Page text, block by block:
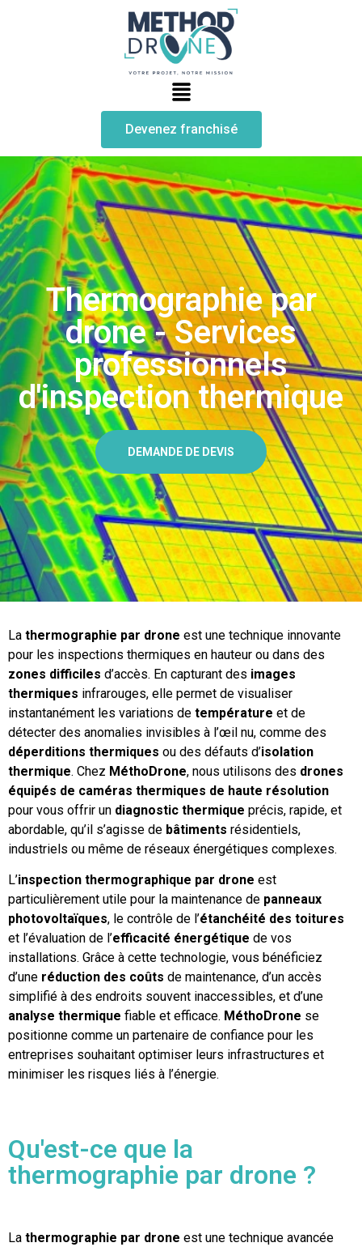
Devenez franchisé
Thermographie par
drone - Services
professionnels
d'inspection thermique
DEMANDE DE DEVIS
La thermographie par drone est une technique innovante
pour les inspections thermiques en hauteur ou dans des
zones difficiles d’accès. En capturant des images
thermiques infrarouges, elle permet de visualiser
instantanément les variations de température et de
détecter des anomalies invisibles à l’œil nu, comme des
déperditions thermiques ou des défauts d’isolation
thermique. Chez MéthoDrone, nous utilisons des drones
équipés de caméras thermiques de haute résolution
pour vous offrir un diagnostic thermique précis, rapide, et
abordable, qu’il s’agisse de bâtiments résidentiels,
industriels ou même de réseaux énergétiques complexes.
L’inspection thermographique par drone est
particulièrement utile pour la maintenance de panneaux
photovoltaïques, le contrôle de l’étanchéité des toitures
et l’évaluation de l’efficacité énergétique de vos
installations. Grâce à cette technologie, vous bénéficiez
d’une réduction des coûts de maintenance, d’un accès
simplifié à des endroits souvent inaccessibles, et d’une
analyse thermique fiable et efficace. MéthoDrone se
positionne comme un partenaire de confiance pour les
entreprises souhaitant optimiser leurs infrastructures et
minimiser les risques liés à l’énergie.
Qu'est-ce que la
thermographie par drone ?
La thermographie par drone est une technique avancée